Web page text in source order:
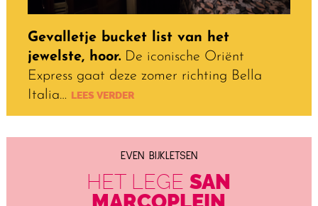
Gevalletje bucket list van het
jewelste, hoor.De iconische Oriënt
Express gaat deze zomer richting Bella
Italia… LEES VERDER
EVEN BIJKLETSEN
HET LEGESAN